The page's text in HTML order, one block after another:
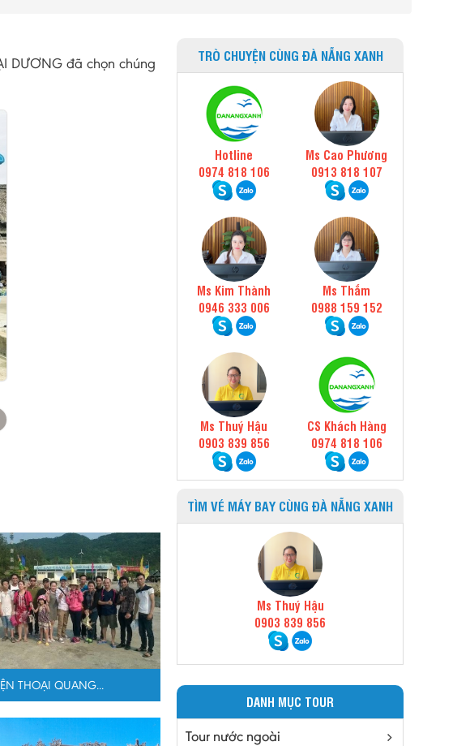
DƯƠNG đã chọn chúng
THOẠI QUANG...
TRÒ CHUYỆN CÙNG ĐÀ NẴNG XANH
Hotline
0974 818 106
Ms Cao Phương
0913 818 107
Ms Kim Thành
0946 333 006
Ms Thắm
0988 159 152
Ms Thuý Hậu
0903 839 856
CS Khách Hàng
0974 818 106
TÌM VÉ MÁY BAY CÙNG ĐÀ NẴNG XANH
Ms Thuý Hậu
0903 839 856
DANH MỤC TOUR
Tour nước ngoài